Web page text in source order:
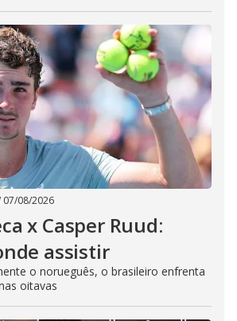
07/08/2026
x Casper Ruud:
assistir
o norueguês, o brasileiro enfrenta
oitavas